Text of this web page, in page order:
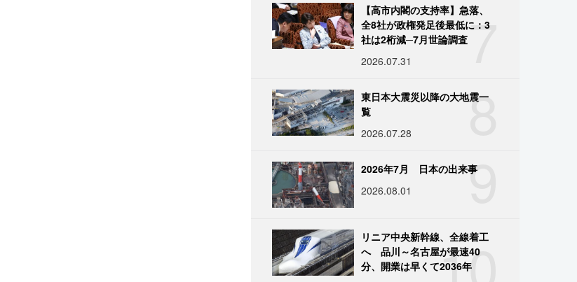
7
【高市内閣の支持率】急落、
全8社が政権発足後最低に：3
社は2桁減─7月世論調査
2026.07.31
8
東日本大震災以降の大地震一
覧
2026.07.28
9
2026年7月 日本の出来事
2026.08.01
10
リニア中央新幹線、全線着工
へ 品川～名古屋が最速40
分、開業は早くて2036年